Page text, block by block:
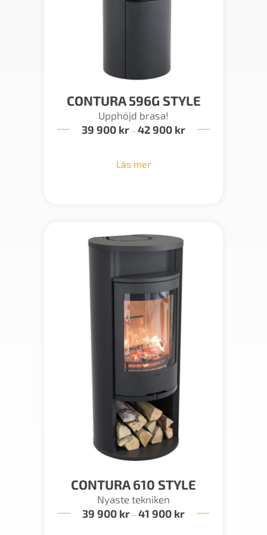
CONTURA 596G STYLE
Upphöjd brasa!
39 900 kr – 42 900 krPrisintervall:
Läs mer
CONTURA 610 STYLE
Nyaste tekniken
39 900 kr – 41 900 krPrisintervall: